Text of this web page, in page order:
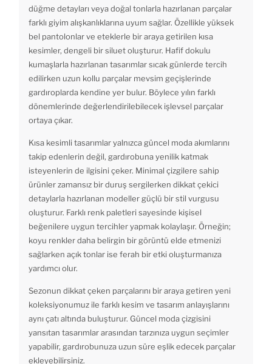
düğme detayları veya doğal tonlarla hazırlanan parçalar
farklı giyim alışkanlıklarına uyum sağlar. Özellikle yüksek
bel pantolonlar ve eteklerle bir araya getirilen kısa
kesimler, dengeli bir siluet oluşturur. Hafif dokulu
kumaşlarla hazırlanan tasarımlar sıcak günlerde tercih
edilirken uzun kollu parçalar mevsim geçişlerinde
gardıroplarda kendine yer bulur. Böylece yılın farklı
dönemlerinde değerlendirilebilecek işlevsel parçalar
ortaya çıkar.
Kısa kesimli tasarımlar yalnızca güncel moda akımlarını
takip edenlerin değil, gardırobuna yenilik katmak
isteyenlerin de ilgisini çeker. Minimal çizgilere sahip
ürünler zamansız bir duruş sergilerken dikkat çekici
detaylarla hazırlanan modeller güçlü bir stil vurgusu
oluşturur. Farklı renk paletleri sayesinde kişisel
beğenilere uygun tercihler yapmak kolaylaşır. Örneğin;
koyu renkler daha belirgin bir görüntü elde etmenizi
sağlarken açık tonlar ise ferah bir etki oluşturmanıza
yardımcı olur.
Sezonun dikkat çeken parçalarını bir araya getiren yeni
koleksiyonumuz ile farklı kesim ve tasarım anlayışlarını
aynı çatı altında buluşturur. Güncel moda çizgisini
yansıtan tasarımlar arasından tarzınıza uygun seçimler
yapabilir, gardırobunuza uzun süre eşlik edecek parçalar
ekleyebilirsiniz.